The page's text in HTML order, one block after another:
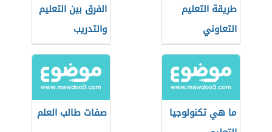
طريقة التعليم
التعاوني
الفرق بين التعليم
والتدريب
ما هي تكنولوجيا
صفات طالب العلم